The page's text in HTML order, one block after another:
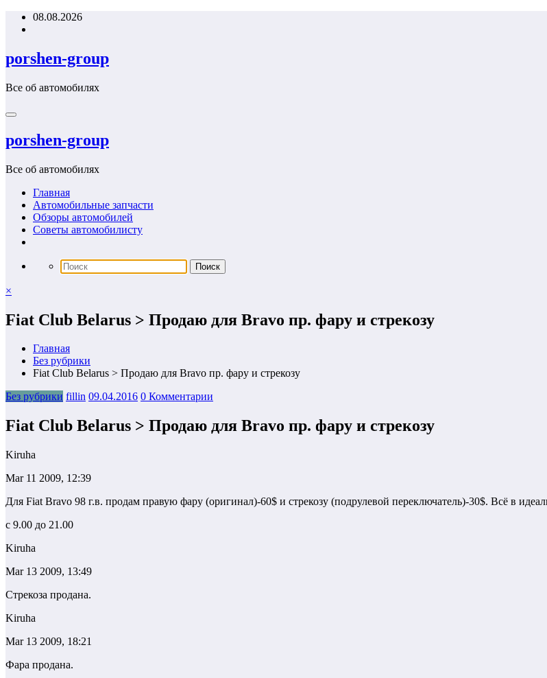
Перейти08.08.2026
porshen-group
Все об автомобилях
porshen-group
Все об автомобилях
Главная
Автомобильные запчасти
Обзоры автомобилей
Советы автомобилисту
×
Fiat Club Belarus > Продаю для Bravo пр. фару и стрекозу
Главная
Без рубрики
Fiat Club Belarus > Продаю для Bravo пр. фару и стрекозу
Без рубрики fillin 09.04.2016 0 Комментарии
Fiat Club Belarus > Продаю для Bravo пр. фару и стрекозу
Kiruha
Mar 11 2009, 12:39
Для Fiat Bravo 98 г.в. продам правую фару (оригинал)-60$ и стрекозу (подрулевой переключатель)-30$. Всё в
с 9.00 до 21.00
Kiruha
Mar 13 2009, 13:49
Стрекоза продана.
Kiruha
Mar 13 2009, 18:21
Фара продана.